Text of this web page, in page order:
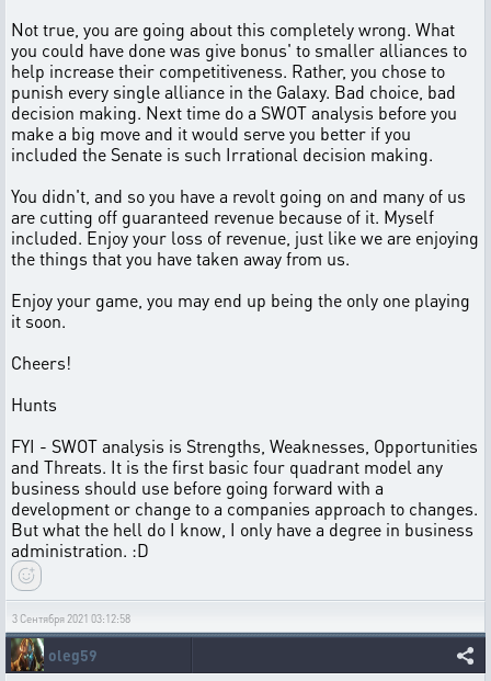
Not true, you are going about this completely wrong. What
you could have done was give bonus' to smaller alliances to
help increase their competitiveness. Rather, you chose to
punish every single alliance in the Galaxy. Bad choice, bad
decision making. Next time do a SWOT analysis before you
make a big move and it would serve you better if you
included the Senate is such Irrational decision making.
You didn't, and so you have a revolt going on and many of us
are cutting off guaranteed revenue because of it. Myself
included. Enjoy your loss of revenue, just like we are enjoying
the things that you have taken away from us.
Enjoy your game, you may end up being the only one playing
it soon.
Cheers!
Hunts
FYI - SWOT analysis is Strengths, Weaknesses, Opportunities
and Threats. It is the first basic four quadrant model any
business should use before going forward with a
development or change to a companies approach to changes.
But what the hell do I know, I only have a degree in business
administration. :D
3 Сентября 2021 03:12:58
oleg59